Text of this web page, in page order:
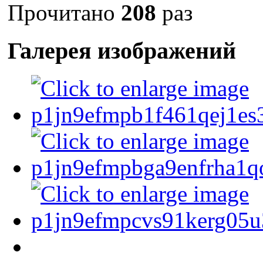
Прочитано 208 раз
Галерея изображений